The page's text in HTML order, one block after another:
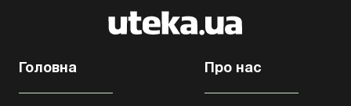
Головна Про нас